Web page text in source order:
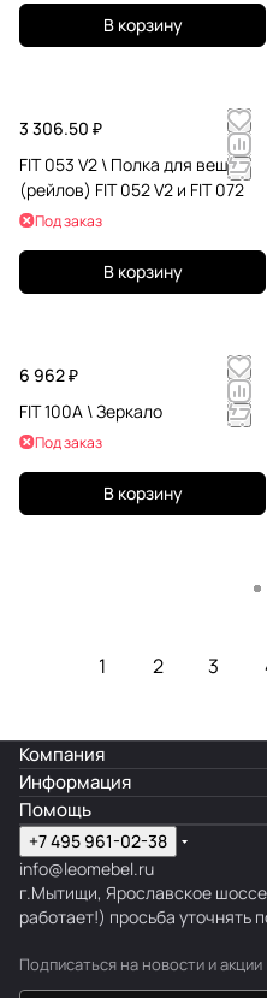
В корзину
3 306.50 ₽
FIT 053 V2 \ Полка для вешал
(рейлов) FIT 052 V2 и FIT 072
Под заказ
В корзину
6 962 ₽
FIT 100A \ Зеркало
Под заказ
В корзину
1 2 3
Компания
Информация
Помощь
+7 495 961-02-38
info@leomebel.ru
г.Мытищи, Ярославское шоссе
работает!) просьба уточнять
Подписаться на новости и акции